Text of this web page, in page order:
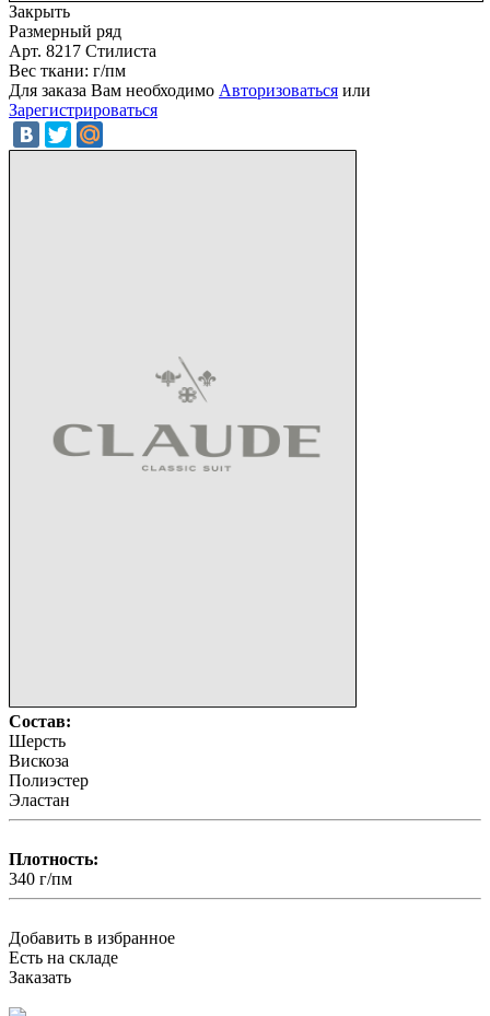
Закрыть
Размерный ряд
Арт. 8217 Стилиста
Вес ткани: г/пм
Для заказа Вам необходимо Авторизоваться или
Зарегистрироваться
Состав:
Шерсть
Вискоза
Полиэстер
Эластан
Плотность:
340 г/пм
Добавить в избранное
Есть на складе
Заказать